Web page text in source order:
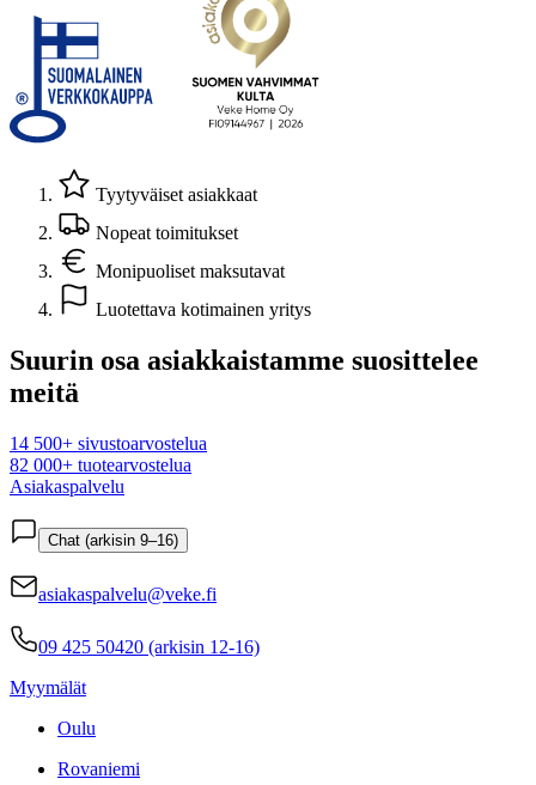
Tyytyväiset asiakkaat
Nopeat toimitukset
Monipuoliset maksutavat
Luotettava kotimainen yritys
Suurin osa asiakkaistamme suosittelee
meitä
14 500+ sivustoarvostelua
82 000+ tuotearvostelua
Asiakaspalvelu
Chat (arkisin 9–16)
asiakaspalvelu@veke.fi
09 425 50420 (arkisin 12-16)
Myymälät
Oulu
Rovaniemi